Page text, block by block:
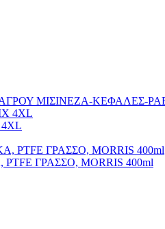
ΜΙΣΙΝΕΖΑ-ΚΕΦΑΛΕΣ-
ΓΡΑΣΣΟ, MORRIS 400ml